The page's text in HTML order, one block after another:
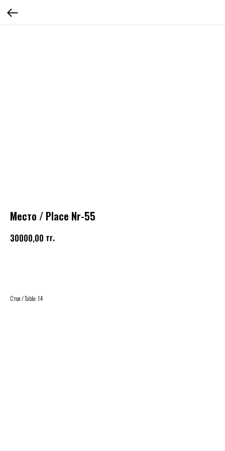
Место / Place Nr-55
30000,00 тг.
Стол / Table: 14